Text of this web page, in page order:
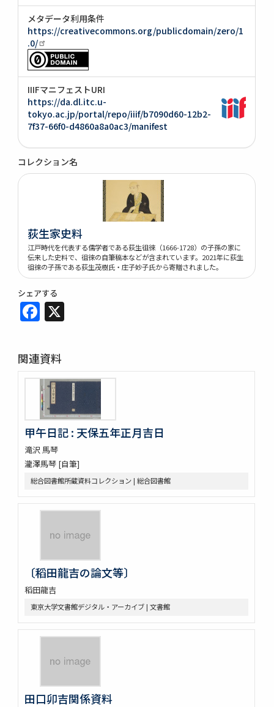
メタデータ利用条件
https://creativecommons.org/publicdomain/zero/1
.0/
IIIFマニフェストURI
https://da.dl.itc.u-
tokyo.ac.jp/portal/repo/iiif/b7090d60-12b2-
7f37-66f0-d4860a8a0ac3/manifest
コレクション名
荻生家史料
江戸時代を代表する儒学者である荻生徂徠（1666-1728）の子孫の家に
伝来した史料で、徂徠の自筆稿本などが含まれています。2021年に荻生
徂徠の子孫である荻生茂樹氏・庄子妙子氏から寄贈されました。
シェアする
Facebook
関連資料
甲午日記 : 天保五年正月吉日
滝沢 馬琴
瀧澤馬琴 [自筆]
総合図書館所蔵資料コレクション | 総合図書館
〔稻田龍吉の論文等〕
稻田龍吉
東京大学文書館デジタル・アーカイブ | 文書館
田口卯吉関係資料